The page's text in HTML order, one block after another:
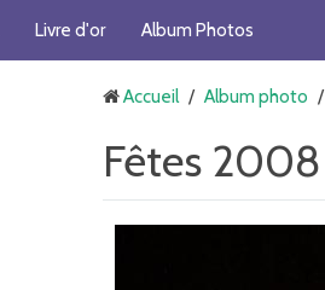
Livre d'or Album Photos
Accueil / Album photo /
Fêtes 2008